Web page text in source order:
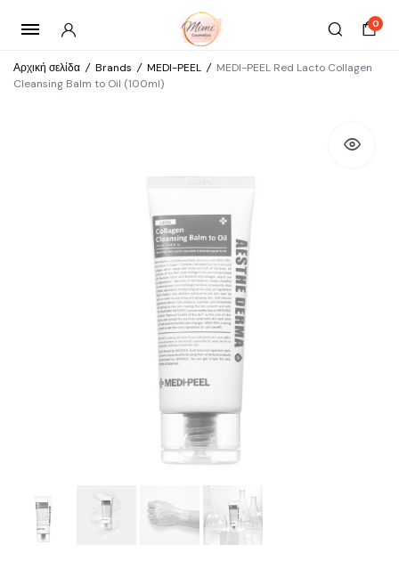
0
Αρχική σελίδα / Brands / MEDI-PEEL / MEDI-PEEL Red Lacto Collagen
Cleansing Balm to Oil (100ml)